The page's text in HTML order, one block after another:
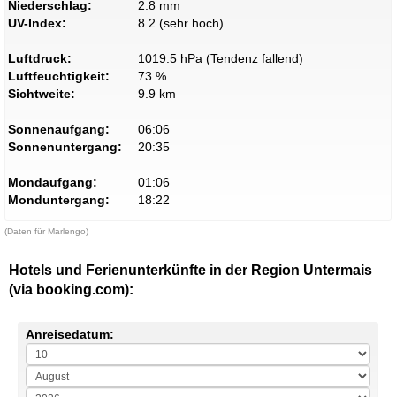
Niederschlag:
2.8 mm
UV-Index:
8.2 (sehr hoch)
Luftdruck:
1019.5 hPa (Tendenz fallend)
Luftfeuchtigkeit:
73 %
Sichtweite:
9.9 km
Sonnenaufgang:
06:06
Sonnenuntergang:
20:35
Mondaufgang:
01:06
Monduntergang:
18:22
(Daten für Marlengo)
Hotels und Ferienunterkünfte in der Region Untermais
(via booking.com):
Anreisedatum: